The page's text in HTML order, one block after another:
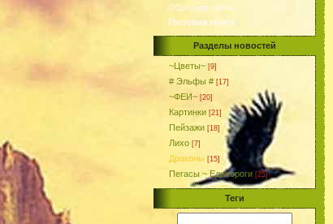
Обратная связь
Гостевая книга
Разделы новостей
~Цветы~ [9]
# Эльфы # [17]
~ФЕИ~ [20]
Картинки [21]
Пейзажи [18]
Лихо [7]
Драконы [15]
Пегасы ~ Единороги [25]
Теги